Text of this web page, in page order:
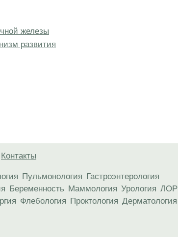
железы
развития
Контакты
Пульмонология Гастроэнтерология
Беременность Маммология Урология ЛОР
Флебология Проктология Дерматология